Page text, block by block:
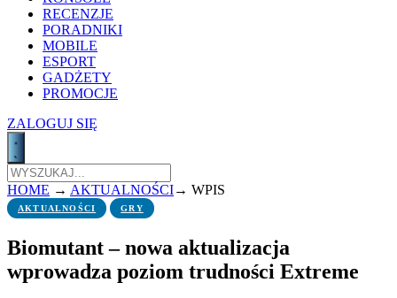
RECENZJE
PORADNIKI
MOBILE
ESPORT
GADŻETY
PROMOCJE
ZALOGUJ SIĘ
HOME → AKTUALNOŚCI→ WPIS
AKTUALNOŚCI GRY
Biomutant – nowa aktualizacja
wprowadza poziom trudności Extreme